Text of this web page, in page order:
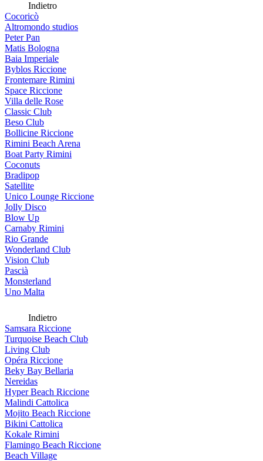
Indietro
Cocoricò
Altromondo studios
Peter Pan
Matis Bologna
Baia Imperiale
Byblos Riccione
Frontemare Rimini
Space Riccione
Villa delle Rose
Classic Club
Beso Club
Bollicine Riccione
Rimini Beach Arena
Boat Party Rimini
Coconuts
Bradipop
Satellite
Unico Lounge Riccione
Jolly Disco
Blow Up
Carnaby Rimini
Rio Grande
Wonderland Club
Vision Club
Pascià
Monsterland
Uno Malta
Indietro
Samsara Riccione
Turquoise Beach Club
Living Club
Opéra Riccione
Beky Bay Bellaria
Nereidas
Hyper Beach Riccione
Malindi Cattolica
Mojito Beach Riccione
Bikini Cattolica
Kokale Rimini
Flamingo Beach Riccione
Beach Village